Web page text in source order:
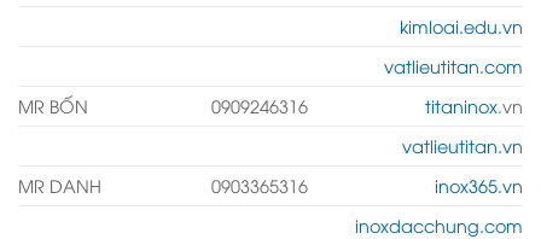
kimloai.edu.vn
vatlieutitan.com
MR BỐN
0909246316 titaninox.vn
vatlieutitan.vn
MR DANH
0903365316
inox365.vn
inoxdacchung.com